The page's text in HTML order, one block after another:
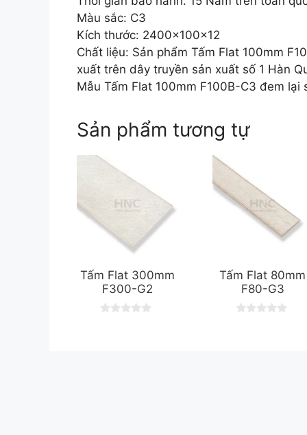
Màu sắc: C3
Kích thước: 2400x100x12
Chất liệu: Sản phẩm Tấm Flat 100mm
xuất trên dây truyền sản xuất số 1 Hàn
Mẫu Tấm Flat 100mm F100B-C3 đem
Sản phẩm tương tự
Tấm Flat 300mm
F300-G2
Tấm Flat 80mm
F80-G3